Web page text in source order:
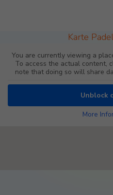
Karte
You are currently viewing a
To access the actual content,
note that doing so will share
Unblock
More